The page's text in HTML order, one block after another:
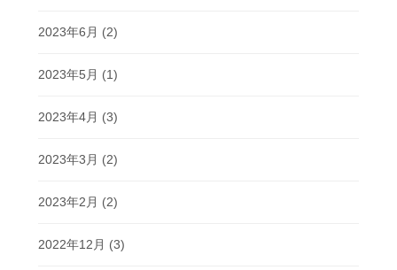
2023年6月 (2)
2023年5月 (1)
2023年4月 (3)
2023年3月 (2)
2023年2月 (2)
2022年12月 (3)